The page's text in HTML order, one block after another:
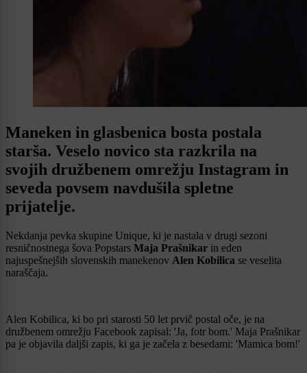
Maneken in glasbenica bosta postala
starša. Veselo novico sta razkrila na
svojih družbenem omrežju Instagram in
seveda povsem navdušila spletne
prijatelje.
Nekdanja pevka skupine Unique, ki je nastala v drugi sezoni
resničnostnega šova Popstars Maja Prašnikar in eden
najuspešnejših slovenskih manekenov Alen Kobilica se veselita
naraščaja.
Alen Kobilica, ki bo pri starosti 50 let prvič postal oče, je na
družbenem omrežju Facebook zapisal: 'Ja, fotr bom.' Maja Prašnikar
pa je objavila daljši zapis, ki ga je začela z besedami: 'Mamica bom!'